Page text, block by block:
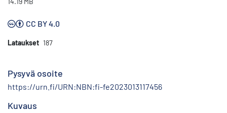
CC BY 4.0
Lataukset 187
Pysyvä osoite
https://urn.fi/URN:NBN:fi-fe2023013117456
Kuvaus